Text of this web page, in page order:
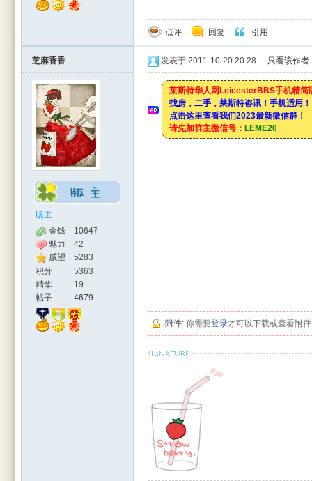
点评 回复 引用
芝麻香香
版主
金钱
10647
魅力
42
威望
5283
积分
5363
精华
19
帖子
4679
发表于 2011-10-20 20:28 只看该作者
莱斯特华人网LeicesterBBS手机精简
找房，二手，莱斯特咨讯！手机适用！
点击这里查看我们2023最新微信群！
请先加群主微信号： LEME20
附件: 你需要登录才可以下载或查看附